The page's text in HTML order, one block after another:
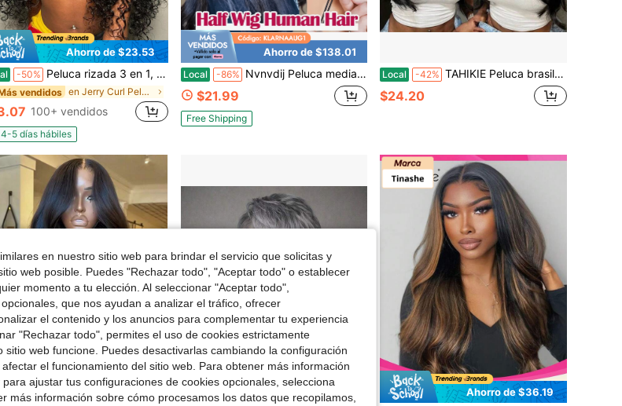
Ahorro de $23.53
-50% Peluca rizada 3 en 1, media peluca con cordón ajustable, fácil de poner y usar, peluca de cabello humano con línea de cabello invisible, sin pegamento, Jerry Curly, fácil de poner y usar, peluca de ondas profundas, peluca de cabello humano con diadema ajustable y cordón ajustable para mujeres.
vendidos en Jerry Curl Pelucas humanas asequibles para usar
100+ vendidos
4-5 días hábiles
Ahorro de $138.01
Local -86% Nvnvdij Peluca media de cabello humano Kinky Straight 3 en 1 con diadema, peluca de 16 pulgadas, densidad del 200%, sin pegamento, lista para usar, con cordón, peluca media para principiantes, fácil de instalar, negro natural para mujer
$21.99
Free Shipping
Local -42% TAHIKIE Peluca brasileña virgen ondulada con flequillo, densidad del 250 %, cabello humano natural, hecha a máquina sin pegamento, estilo versátil para cualquier ocasión. Peluca versátil | Peluca con cuerpo | Cabello humano brasileño.
$24.20
Ahorro de $23.56 Ahorro de $36.19
en nuestro sitio web para brindar el servicio que solicitas y
web posible. Puedes "Rechazar todo", "Aceptar todo" o establecer
momento a tu elección. Al seleccionar "Aceptar todo",
que nos ayudan a analizar el tráfico, ofrecer
el contenido y los anuncios para complementar tu experiencia
"Rechazar todo", permites el uso de cookies estrictamente
web funcione. Puedes desactivarlas cambiando la configuración
el funcionamiento del sitio web. Para obtener más información
ajustar tus configuraciones de cookies opcionales, selecciona
más información sobre cómo procesamos los datos que recopilamos,